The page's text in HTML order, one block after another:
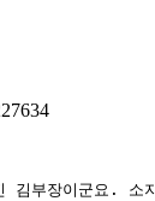
김부장이군요. 소